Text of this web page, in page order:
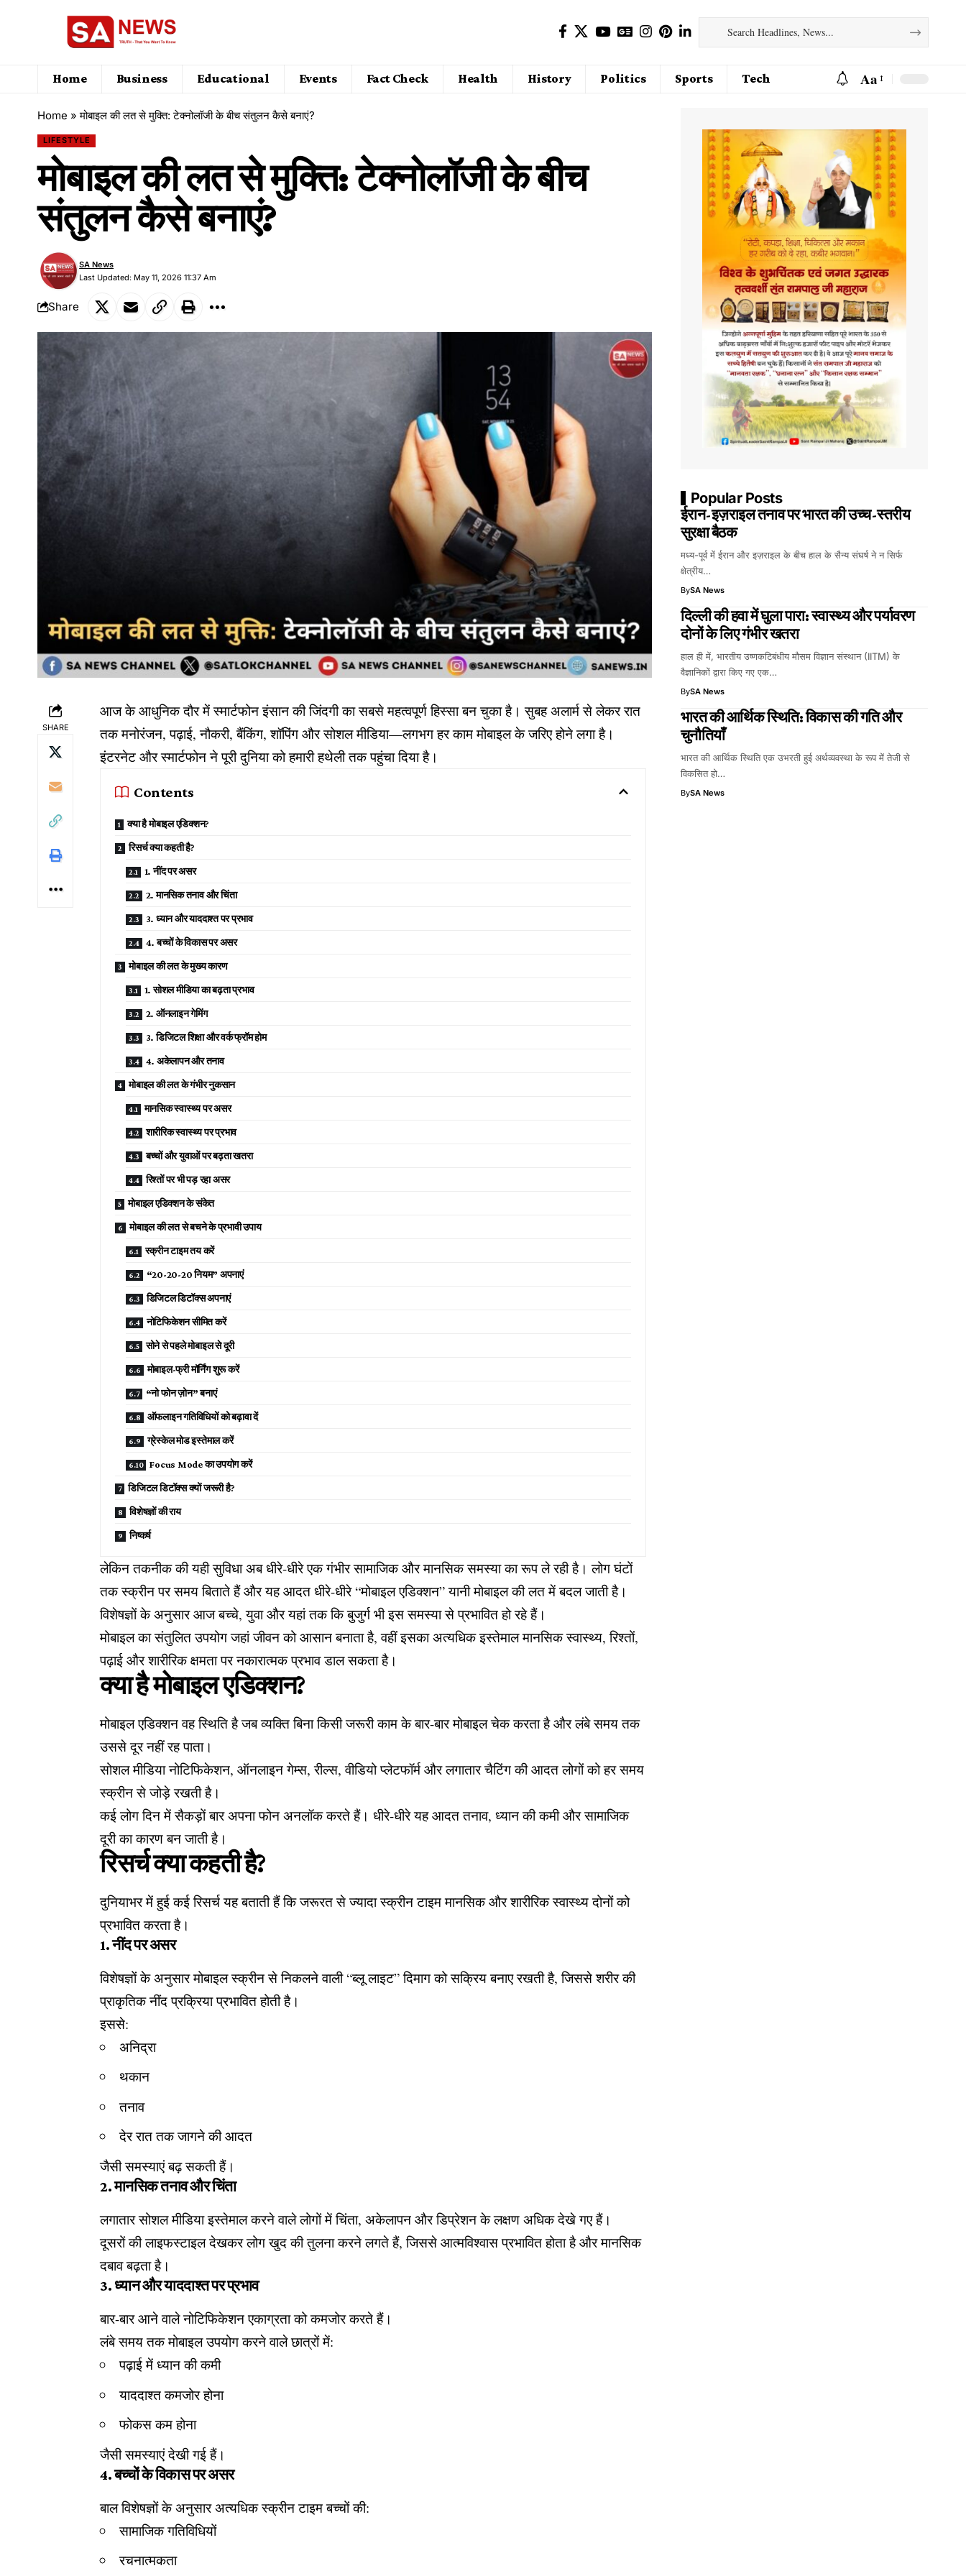
Home Business Educational Events Fact Check Health History Politics Sports Tech Aa
Home »मोबाइल की लत से मुक्ति: टेक्नोलॉजी के बीच संतुलन कैसे बनाएं?
LIFESTYLE
मोबाइल की लत से मुक्ति: टेक्नोलॉजी के बीच
संतुलन कैसे बनाएं?
Last Updated: May 11, 2026 11:37 Am
SA News
Share
SHARE
आज के आधुनिक दौर में स्मार्टफोन इंसान की जिंदगी का सबसे महत्वपूर्ण हिस्सा बन चुका है। सुबह अलार्म से लेकर रात
तक मनोरंजन, पढ़ाई, नौकरी, बैंकिंग, शॉपिंग और सोशल मीडिया—लगभग हर काम मोबाइल के जरिए होने लगा है।
इंटरनेट और स्मार्टफोन ने पूरी दुनिया को हमारी हथेली तक पहुंचा दिया है।
Contents
क्या है मोबाइल एडिक्शन?
रिसर्च क्या कहती है?
1. नींद पर असर
2. मानसिक तनाव और चिंता
3. ध्यान और याददाश्त पर प्रभाव
4. बच्चों के विकास पर असर
मोबाइल की लत के मुख्य कारण
1. सोशल मीडिया का बढ़ता प्रभाव
2. ऑनलाइन गेमिंग
3. डिजिटल शिक्षा और वर्क फ्रॉम होम
4. अकेलापन और तनाव
मोबाइल की लत के गंभीर नुकसान
मानसिक स्वास्थ्य पर असर
शारीरिक स्वास्थ्य पर प्रभाव
बच्चों और युवाओं पर बढ़ता खतरा
रिश्तों पर भी पड़ रहा असर
मोबाइल एडिक्शन के संकेत
मोबाइल की लत से बचने के प्रभावी उपाय
स्क्रीन टाइम तय करें
“20-20-20 नियम” अपनाएं
डिजिटल डिटॉक्स अपनाएं
नोटिफिकेशन सीमित करें
सोने से पहले मोबाइल से दूरी
मोबाइल-फ्री मॉर्निंग शुरू करें
“नो फोन ज़ोन” बनाएं
ऑफलाइन गतिविधियों को बढ़ावा दें
ग्रेस्केल मोड इस्तेमाल करें
Focus Mode का उपयोग करें
डिजिटल डिटॉक्स क्यों जरूरी है?
विशेषज्ञों की राय
निष्कर्ष
लेकिन तकनीक की यही सुविधा अब धीरे-धीरे एक गंभीर सामाजिक और मानसिक समस्या का रूप ले रही है। लोग घंटों
तक स्क्रीन पर समय बिताते हैं और यह आदत धीरे-धीरे “मोबाइल एडिक्शन” यानी मोबाइल की लत में बदल जाती है।
विशेषज्ञों के अनुसार आज बच्चे, युवा और यहां तक कि बुजुर्ग भी इस समस्या से प्रभावित हो रहे हैं।
मोबाइल का संतुलित उपयोग जहां जीवन को आसान बनाता है, वहीं इसका अत्यधिक इस्तेमाल मानसिक स्वास्थ्य, रिश्तों,
पढ़ाई और शारीरिक क्षमता पर नकारात्मक प्रभाव डाल सकता है।
क्या है मोबाइल एडिक्शन?
मोबाइल एडिक्शन वह स्थिति है जब व्यक्ति बिना किसी जरूरी काम के बार-बार मोबाइल चेक करता है और लंबे समय तक
उससे दूर नहीं रह पाता।
सोशल मीडिया नोटिफिकेशन, ऑनलाइन गेम्स, रील्स, वीडियो प्लेटफॉर्म और लगातार चैटिंग की आदत लोगों को हर समय
स्क्रीन से जोड़े रखती है।
कई लोग दिन में सैकड़ों बार अपना फोन अनलॉक करते हैं। धीरे-धीरे यह आदत तनाव, ध्यान की कमी और सामाजिक
दूरी का कारण बन जाती है।
रिसर्च क्या कहती है?
दुनियाभर में हुई कई रिसर्च यह बताती हैं कि जरूरत से ज्यादा स्क्रीन टाइम मानसिक और शारीरिक स्वास्थ्य दोनों को
प्रभावित करता है।
1. नींद पर असर
विशेषज्ञों के अनुसार मोबाइल स्क्रीन से निकलने वाली “ब्लू लाइट” दिमाग को सक्रिय बनाए रखती है, जिससे शरीर की
प्राकृतिक नींद प्रक्रिया प्रभावित होती है।
इससे:
अनिद्रा
थकान
तनाव
देर रात तक जागने की आदत
जैसी समस्याएं बढ़ सकती हैं।
2. मानसिक तनाव और चिंता
लगातार सोशल मीडिया इस्तेमाल करने वाले लोगों में चिंता, अकेलापन और डिप्रेशन के लक्षण अधिक देखे गए हैं।
दूसरों की लाइफस्टाइल देखकर लोग खुद की तुलना करने लगते हैं, जिससे आत्मविश्वास प्रभावित होता है और मानसिक
दबाव बढ़ता है।
3. ध्यान और याददाश्त पर प्रभाव
बार-बार आने वाले नोटिफिकेशन एकाग्रता को कमजोर करते हैं।
लंबे समय तक मोबाइल उपयोग करने वाले छात्रों में:
पढ़ाई में ध्यान की कमी
याददाश्त कमजोर होना
फोकस कम होना
जैसी समस्याएं देखी गई हैं।
4. बच्चों के विकास पर असर
बाल विशेषज्ञों के अनुसार अत्यधिक स्क्रीन टाइम बच्चों की:
सामाजिक गतिविधियों
रचनात्मकता
Popular Posts
ईरान-इज़राइल तनाव पर भारत की उच्च-स्तरीय
सुरक्षा बैठक
मध्य-पूर्व में ईरान और इज़राइल के बीच हाल के सैन्य संघर्ष ने न सिर्फ
क्षेत्रीय…
BySA News
दिल्ली की हवा में घुला पारा: स्वास्थ्य और पर्यावरण
दोनों के लिए गंभीर खतरा
हाल ही में, भारतीय उष्णकटिबंधीय मौसम विज्ञान संस्थान (IITM) के
वैज्ञानिकों द्वारा किए गए एक…
BySA News
भारत की आर्थिक स्थिति: विकास की गति और
चुनौतियाँ
भारत की आर्थिक स्थिति एक उभरती हुई अर्थव्यवस्था के रूप में तेजी से
विकसित हो…
BySA News